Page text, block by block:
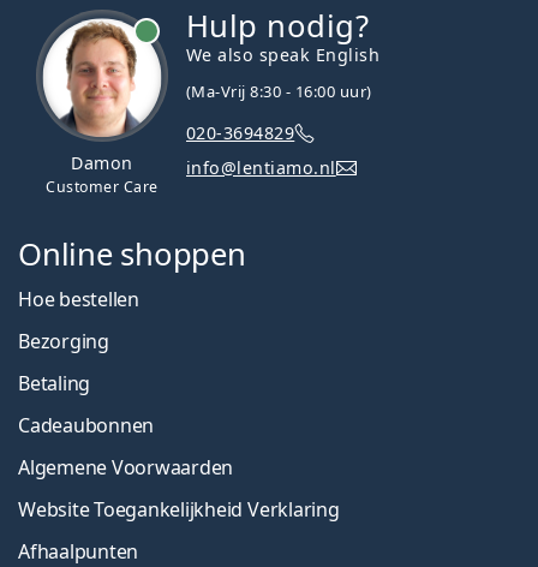
Damon
Customer Care
Hulp nodig?
We also speak English
(Ma-Vrij 8:30 - 16:00 uur)
020-3694829
info@lentiamo.nl
Online shoppen
Hoe bestellen
Bezorging
Betaling
Cadeaubonnen
Algemene Voorwaarden
Website Toegankelijkheid Verklaring
Afhaalpunten